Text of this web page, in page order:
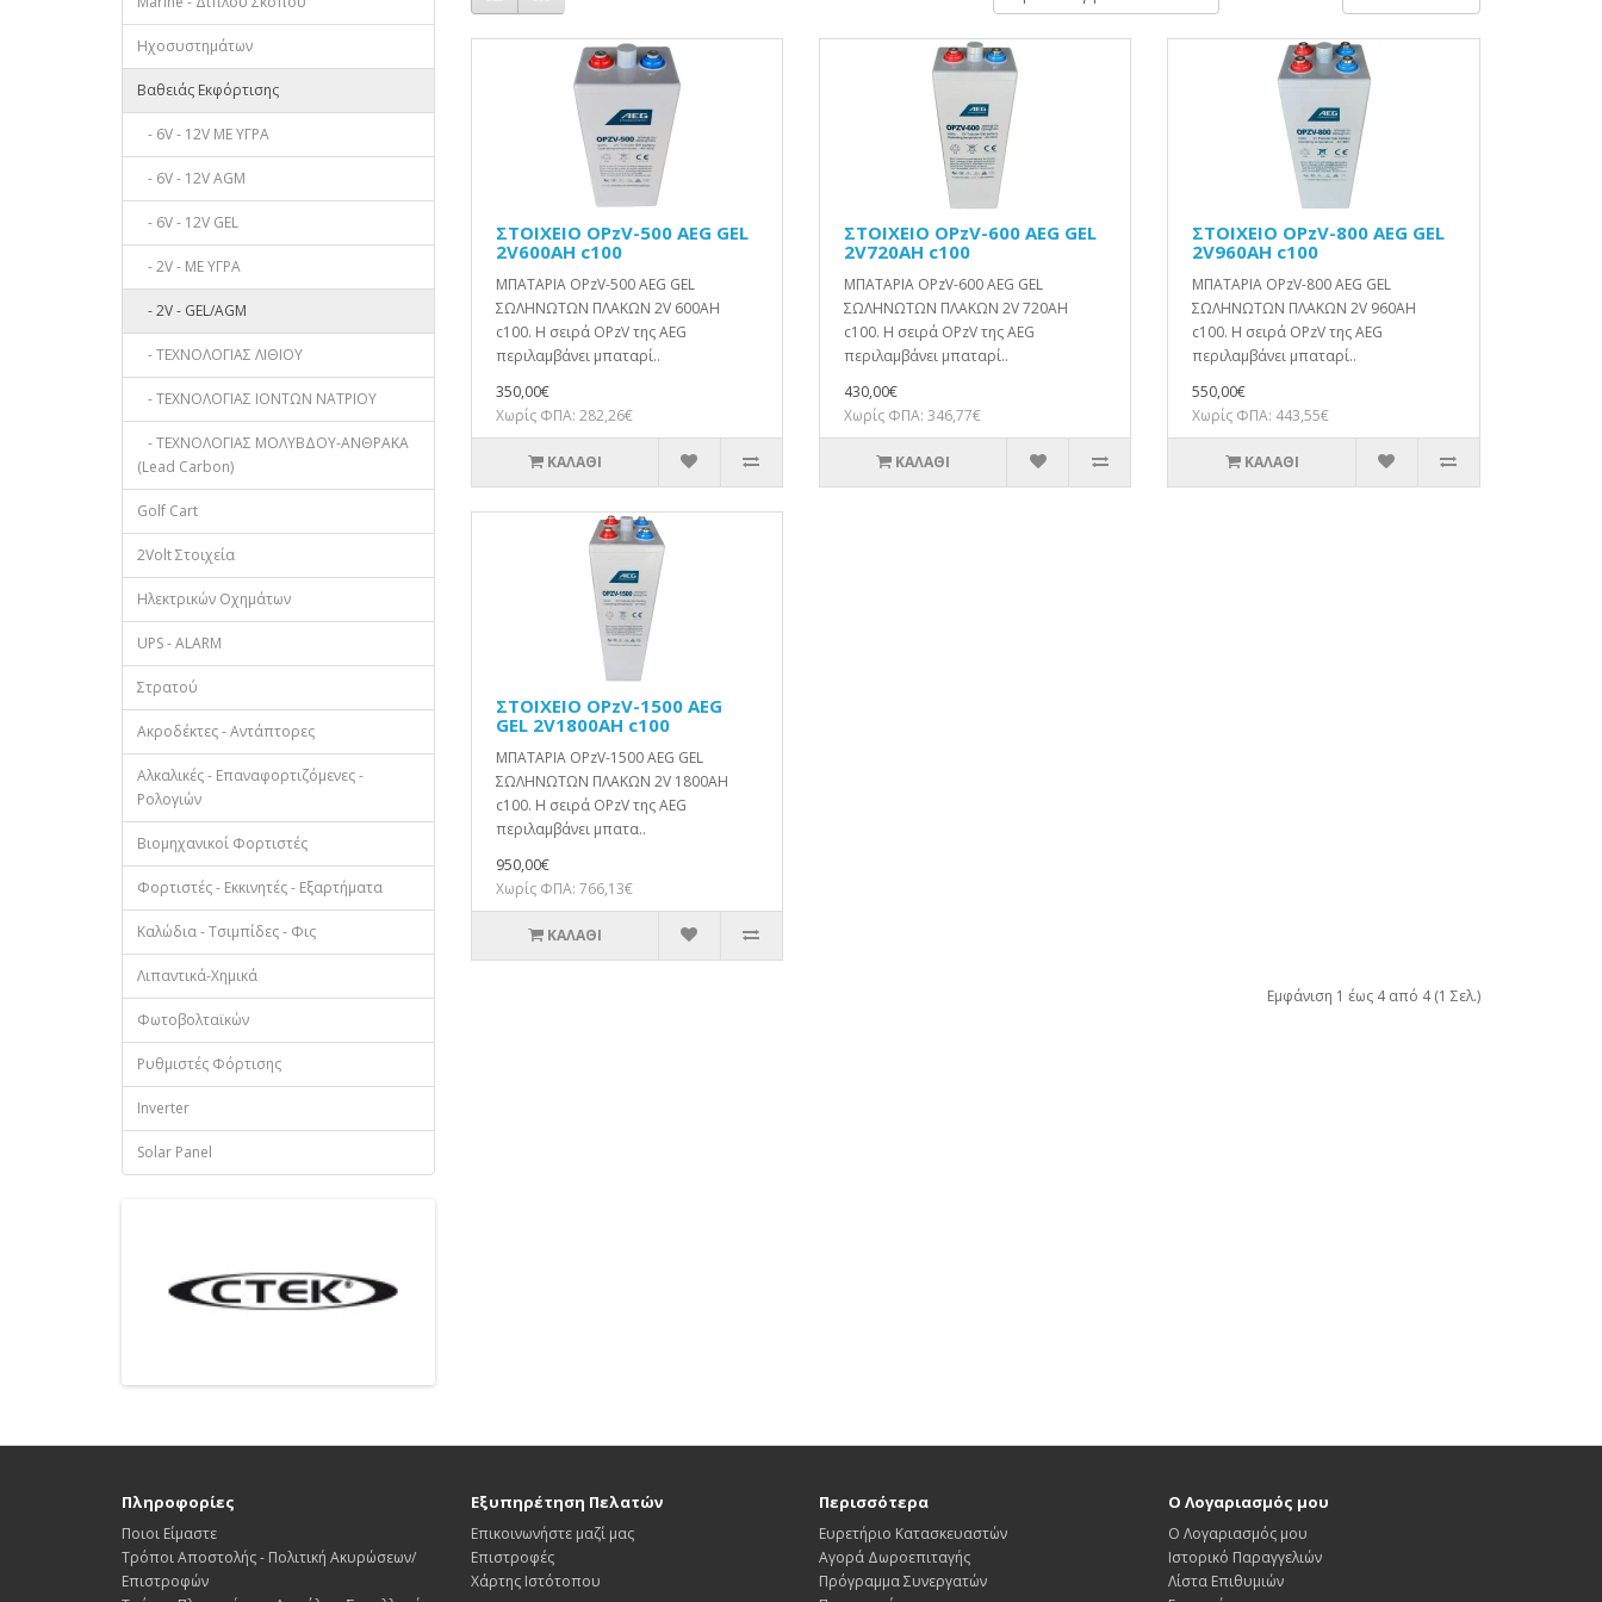
Ηχοσυστημάτων
Βαθειάς Εκφόρτισης
- 6V - 12V ΜΕ ΥΓΡΑ
- 6V - 12V AGM
- 6V - 12V GEL
- 2V - ΜΕ ΥΓΡΑ
- 2V - GEL/AGM
- ΤΕΧΝΟΛΟΓΙΑΣ ΛΙΘΙΟΥ
- ΤΕΧΝΟΛΟΓΙΑΣ ΙΟΝΤΩΝ ΝΑΤΡΙΟΥ
- ΤΕΧΝΟΛΟΓΙΑΣ ΜΟΛΥΒΔΟΥ-ΑΝΘΡΑΚΑ
(Lead Carbon)
Golf Cart
2Volt Στοιχεία
Ηλεκτρικών Οχημάτων
UPS - ALARM
Στρατού
Ακροδέκτες - Αντάπτορες
Αλκαλικές - Επαναφορτιζόμενες -
Ρολογιών
Βιομηχανικοί Φορτιστές
Φορτιστές - Εκκινητές - Εξαρτήματα
Καλώδια - Τσιμπίδες - Φις
Λιπαντικά-Χημικά
Φωτοβολταϊκών
Ρυθμιστές Φόρτισης
Inverter
Solar Panel
ΣΤΟΙΧΕΙΟ OPzV-500 AEG GEL
2V600AH c100
ΜΠΑΤΑΡΙΑ OPzV-500 AEG GEL
ΣΩΛΗΝΩΤΩΝ ΠΛΑΚΩΝ 2V 600AH
c100. Η σειρά OPzV της AEG
περιλαμβάνει μπαταρί..
350,00€
Χωρίς ΦΠΑ: 282,26€
ΚΑΛΆΘΙ
ΣΤΟΙΧΕΙΟ OPzV-600 AEG GEL
2V720AH c100
ΜΠΑΤΑΡΙΑ OPzV-600 AEG GEL
ΣΩΛΗΝΩΤΩΝ ΠΛΑΚΩΝ 2V 720AH
c100. Η σειρά OPzV της AEG
περιλαμβάνει μπαταρί..
430,00€
Χωρίς ΦΠΑ: 346,77€
ΚΑΛΆΘΙ
ΣΤΟΙΧΕΙΟ OPzV-800 AEG GEL
2V960AH c100
ΜΠΑΤΑΡΙΑ OPzV-800 AEG GEL
ΣΩΛΗΝΩΤΩΝ ΠΛΑΚΩΝ 2V 960AH
c100. Η σειρά OPzV της AEG
περιλαμβάνει μπαταρί..
550,00€
Χωρίς ΦΠΑ: 443,55€
ΚΑΛΆΘΙ
ΣΤΟΙΧΕΙΟ OPzV-1500 AEG
GEL 2V1800AH c100
ΜΠΑΤΑΡΙΑ OPzV-1500 AEG GEL
ΣΩΛΗΝΩΤΩΝ ΠΛΑΚΩΝ 2V 1800AH
c100. Η σειρά OPzV της AEG
περιλαμβάνει μπατα..
950,00€
Χωρίς ΦΠΑ: 766,13€
ΚΑΛΆΘΙ
Εμφάνιση 1 έως 4 από 4 (1 Σελ.)
Πληροφορίες
Ποιοι Είμαστε
Τρόποι Αποστολής - Πολιτική Ακυρώσεων/
Επιστροφών
Εξυπηρέτηση Πελατών
Επικοινωνήστε μαζί μας
Επιστροφές
Χάρτης Ιστότοπου
Περισσότερα
Ευρετήριο Κατασκευαστών
Αγορά Δωροεπιταγής
Πρόγραμμα Συνεργατών
Ο Λογαριασμός μου
Ο Λογαριασμός μου
Ιστορικό Παραγγελιών
Λίστα Επιθυμιών